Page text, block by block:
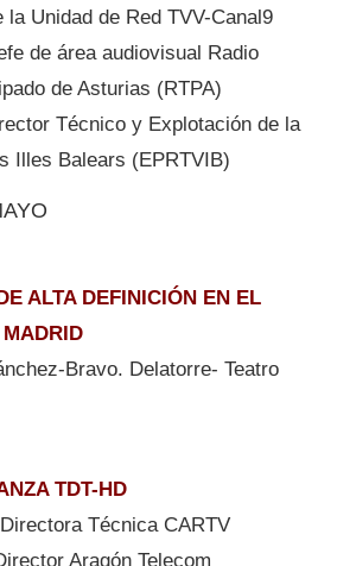
Unidad de Red TVV-Canal9
de área audiovisual Radio
de Asturias (RTPA)
Técnico y Explotación de la
Illes Balears (EPRTVIB)
ALTA DEFINICIÓN EN EL
Bravo. Delatorre- Teatro
TDT-HD
Técnica CARTV
Aragón Telecom